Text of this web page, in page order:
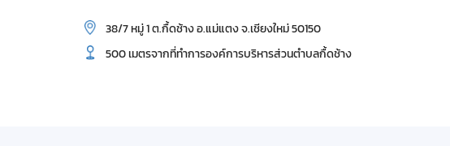
38/7 หมู่ 1 ต.กื้ดช้าง อ.แม่แตง จ.เชียงใหม่ 50150
500 เมตรจากที่ทำการองค์การบริหารส่วนตำบลกื้ดช้าง